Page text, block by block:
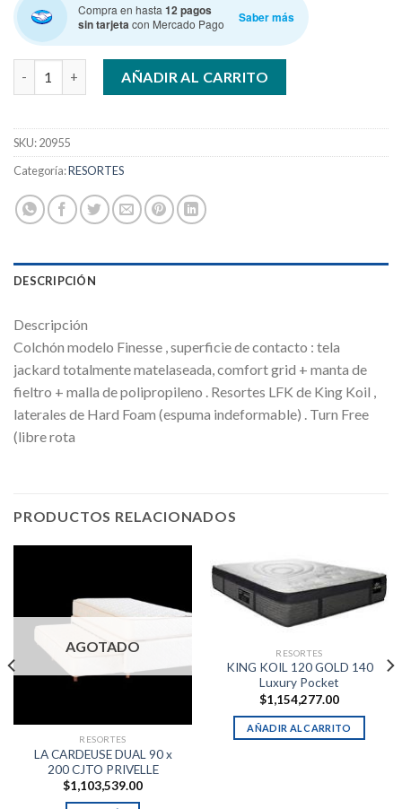
Compra en hasta 12 pagos
sin tarjetacon Mercado Pago Saber más
KING KOIL FINESSE PT 0.80 x 1.90MTS cantidad
AÑADIR AL CARRITO
SKU:20955
Categoría:RESORTES
DESCRIPCIÓN
Descripción
Colchón modelo Finesse , superficie de contacto : tela
jackard totalmente matelaseada, comfort grid + manta de
fieltro + malla de polipropileno . Resortes LFK de King Koil ,
laterales de Hard Foam (espuma indeformable) . Turn Free
(libre rota
PRODUCTOS RELACIONADOS
AGOTADO
RESORTES
LA CARDEUSE DUAL 90 x
200 CJTO PRIVELLE
$1,103,539.00
RESORTES
KING KOIL 120 GOLD 140
Luxury Pocket
$1,154,277.00
AÑADIR AL CARRITO